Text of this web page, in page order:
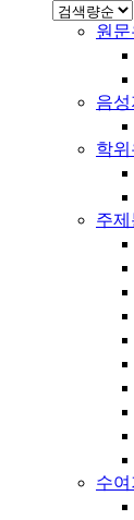
원
음
학위
주
수